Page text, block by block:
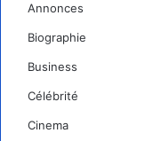
Annonces
Biographie
Business
Célébrité
Cinema